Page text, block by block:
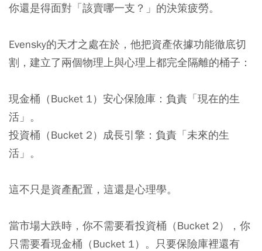
你還是得面對「該賣哪一支？」的決策疲勞。
Evensky的天才之處在於，他把資產依據功能徹底切
割，建立了兩個物理上與心理上都完全隔離的桶子：
現金桶（Bucket 1）安心保險庫 ：負責「現在的生
活」。
投資桶（Bucket 2）成長引擎 ：負責「未來的生
活」。
這不只是資產配置，這還是心理學。
當市場大跌時，你不需要看投資桶（Bucket 2），你
只需要看現金桶（Bucket 1）。只要保險庫裡還有